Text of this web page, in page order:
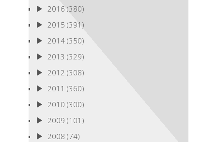
2016 (380)
2015 (391)
2014 (350)
2013 (329)
2012 (308)
2011 (360)
2010 (300)
2009 (101)
2008 (74)